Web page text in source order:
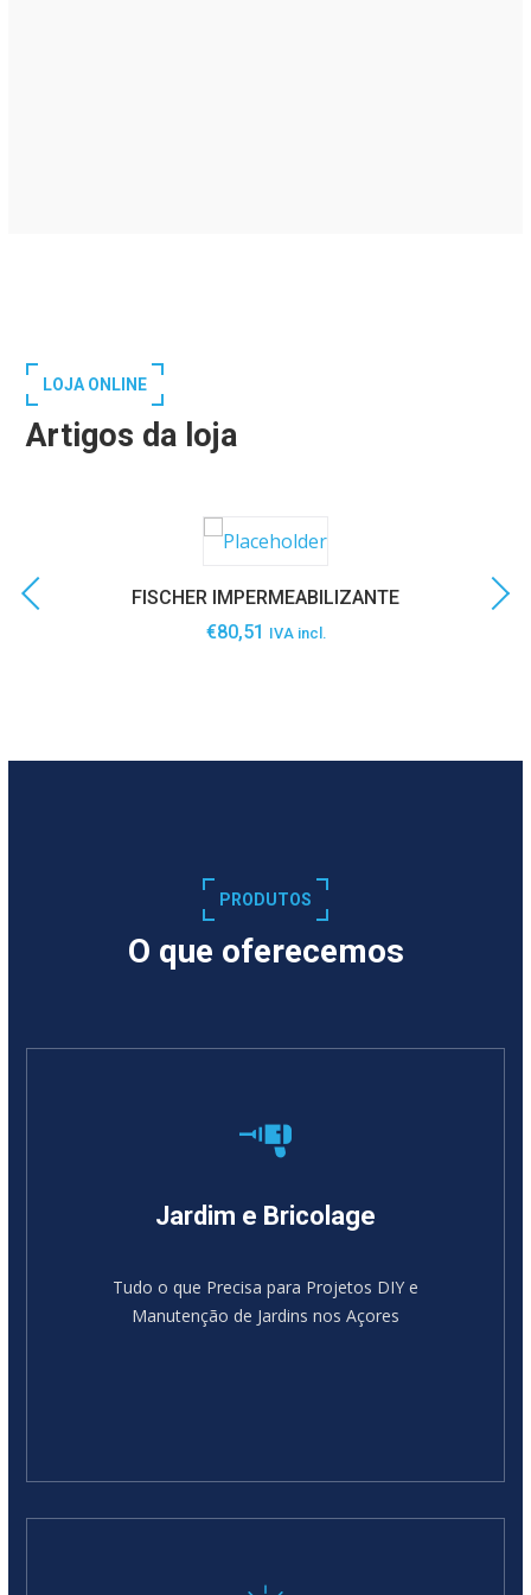
LOJA ONLINE
Artigos da loja
FISCHER IMPERMEABILIZANTE
€80,51 IVA incl.
PRODUTOS
O que oferecemos
Jardim e Bricolage
Tudo o que Precisa para Projetos DIY e
Manutenção de Jardins nos Açores